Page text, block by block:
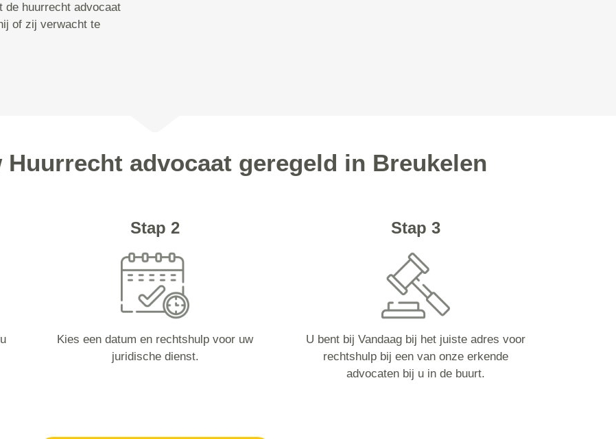
de huurrecht advocaat
of zij verwacht te
Huurrecht advocaat geregeld in Breukelen
Stap 2
Kies een datum en rechtshulp voor uw
juridische dienst.
Stap 3
U bent bij Vandaag bij het juiste adres voor
rechtshulp bij een van onze erkende
advocaten bij u in de buurt.